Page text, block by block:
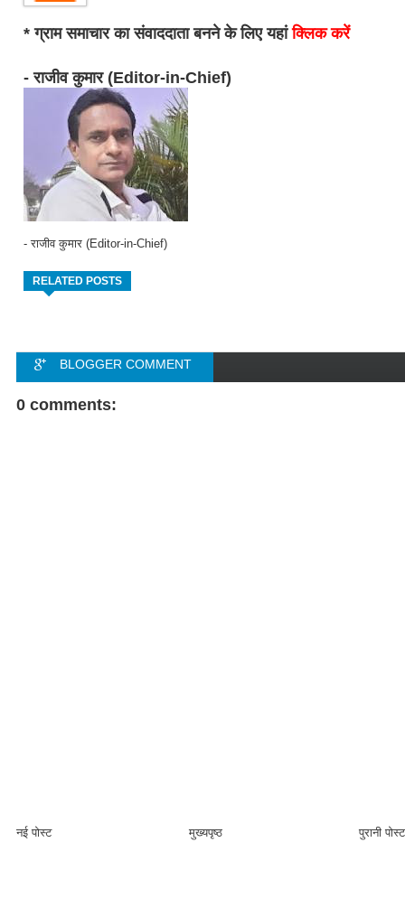
* ग्राम समाचार का संवाददाता बनने के लिए यहांक्लिक करें
- राजीव कुमार (Editor-in-Chief)
- राजीव कुमार (Editor-in-Chief)
RELATED POSTS
BLOGGER COMMENT
FACEBOOK COMMENT
0 comments:
नई पोस्ट पुरानी पोस्ट
मुख्यपृष्ठ